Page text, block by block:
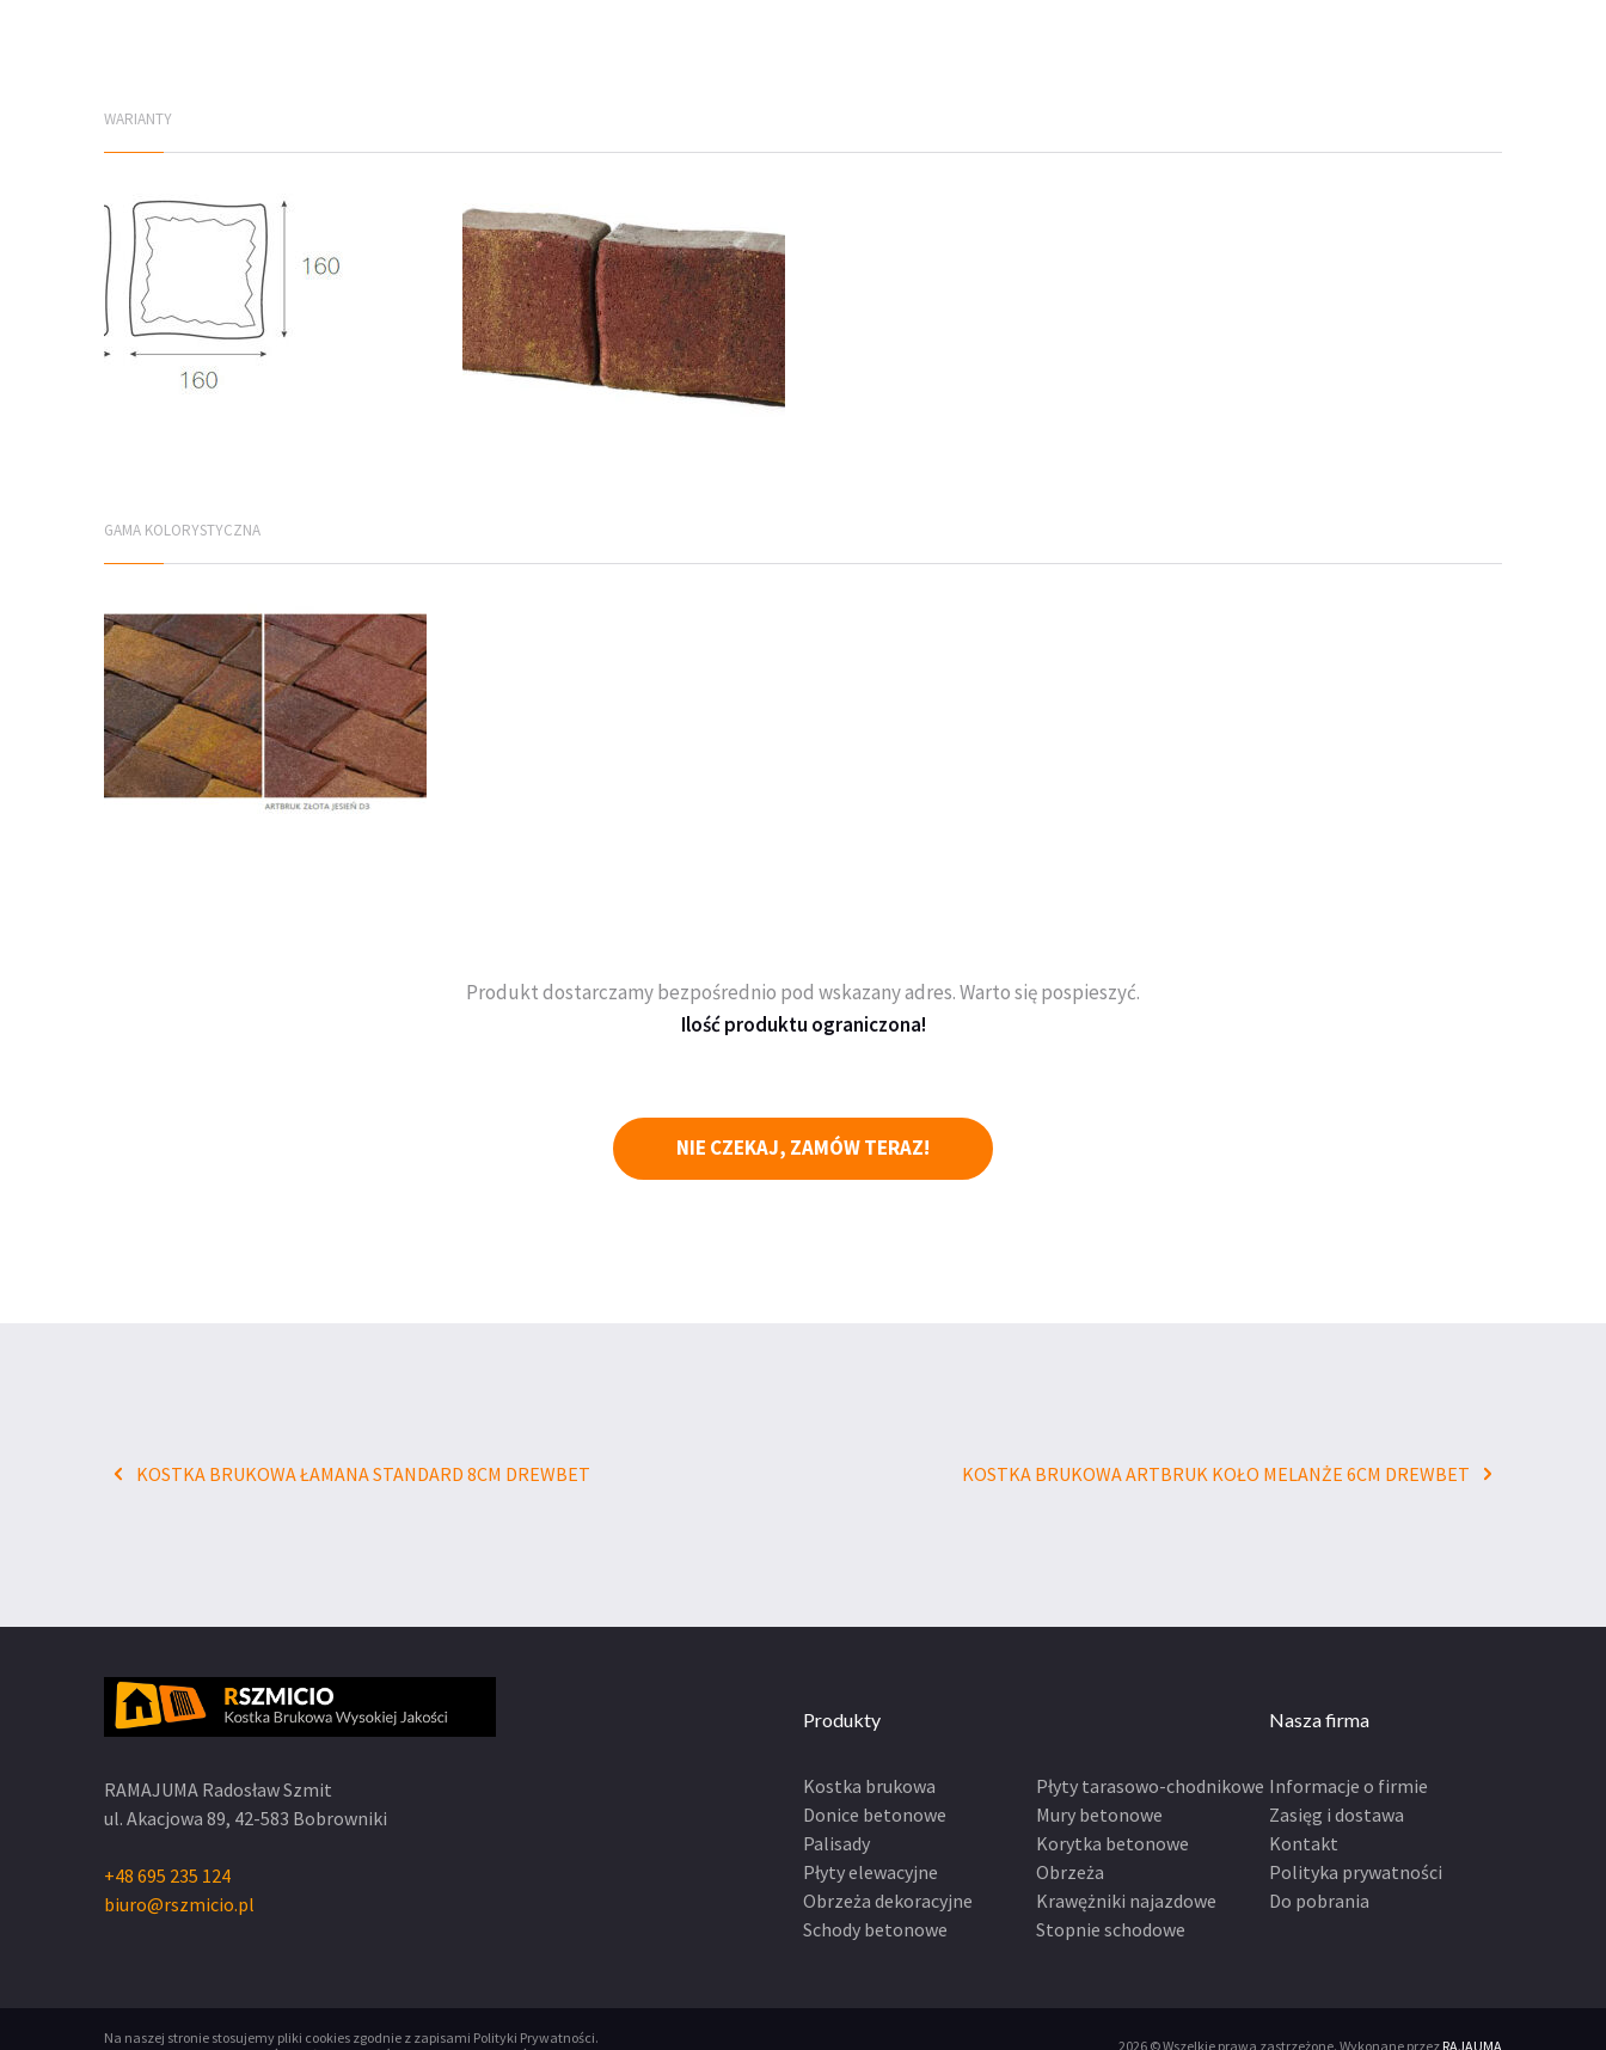
WARIANTY
GAMA KOLORYSTYCZNA
Produkt dostarczamy bezpośrednio pod wskazany adres. Warto się pospieszyć.
Ilość produktu ograniczona!
NIE CZEKAJ, ZAMÓW TERAZ!
KOSTKA BRUKOWA ŁAMANA STANDARD 8CM DREWBET KOSTKA BRUKOWA ARTBRUK KOŁO MELANŻE 6CM DREWBET
RAMAJUMA Radosław Szmit
ul. Akacjowa 89, 42-583 Bobrowniki
+48 695 235 124
biuro@rszmicio.pl
Produkty
Kostka brukowa
Donice betonowe
Palisady
Płyty elewacyjne
Obrzeża dekoracyjne
Schody betonowe
Płyty tarasowo-chodnikowe
Mury betonowe
Korytka betonowe
Obrzeża
Krawężniki najazdowe
Stopnie schodowe
Nasza firma
Informacje o firmie
Zasięg i dostawa
Kontakt
Polityka prywatności
Do pobrania
Na naszej stronie stosujemy pliki cookies zgodnie z zapisami Polityki Prywatności.
2026 © Wszelkie prawa zastrzeżone. Wykonane przez RAJAUMA